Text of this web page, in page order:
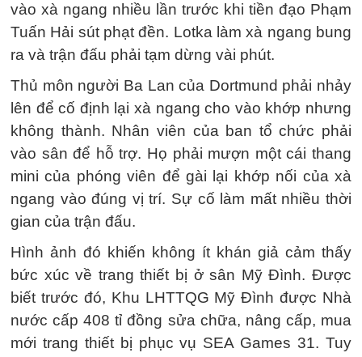
vào xà ngang nhiều lần trước khi tiền đạo Phạm
Tuấn Hải sút phạt đền. Lotka làm xà ngang bung
ra và trận đấu phải tạm dừng vài phút.
Thủ môn người Ba Lan của Dortmund phải nhảy
lên để cố định lại xà ngang cho vào khớp nhưng
không thành. Nhân viên của ban tổ chức phải
vào sân để hỗ trợ. Họ phải mượn một cái thang
mini của phóng viên để gài lại khớp nối của xà
ngang vào đúng vị trí. Sự cố làm mất nhiều thời
gian của trận đấu.
Hình ảnh đó khiến không ít khán giả cảm thấy
bức xúc về trang thiết bị ở sân Mỹ Đình. Được
biết trước đó, Khu LHTTQG Mỹ Đình được Nhà
nước cấp408 tỉ đồng sửa chữa, nâng cấp, mua
mới trang thiết bị phục vụ SEA Games 31. Tuy